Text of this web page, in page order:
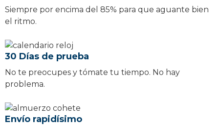
Siempre por encima del 85% para que aguante bien
el ritmo.
30 Días de prueba
No te preocupes y tómate tu tiempo. No hay
problema.
Envío rapidísimo